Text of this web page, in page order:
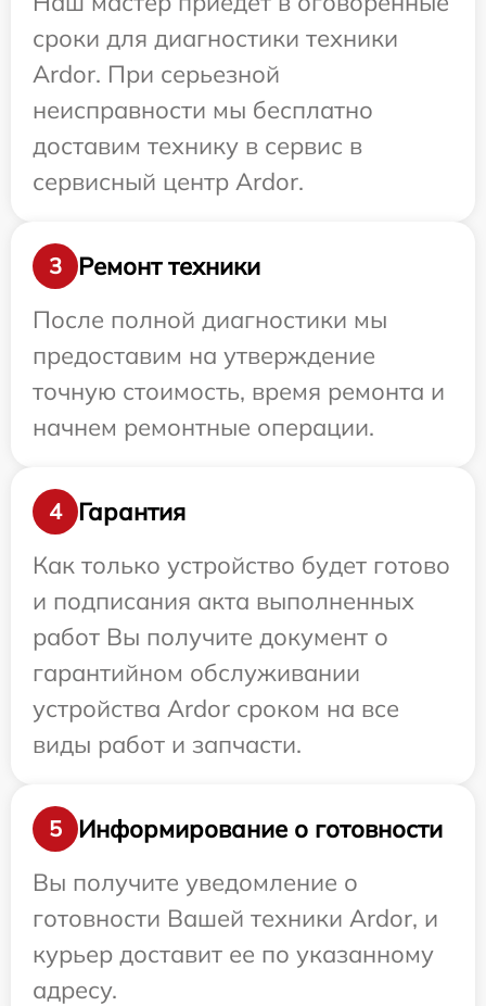
сроки для диагностики техники
Ardor. При серьезной
неисправности мы бесплатно
доставим технику в сервис в
сервисный центр Ardor.
3
Ремонт техники
После полной диагностики мы
предоставим на утверждение
точную стоимость, время ремонта и
начнем ремонтные операции.
4
Гарантия
Как только устройство будет готово
и подписания акта выполненных
работ Вы получите документ о
гарантийном обслуживании
устройства Ardor сроком на все
виды работ и запчасти.
5
Информирование о готовности
Вы получите уведомление о
готовности Вашей техники Ardor, и
курьер доставит ее по указанному
адресу.